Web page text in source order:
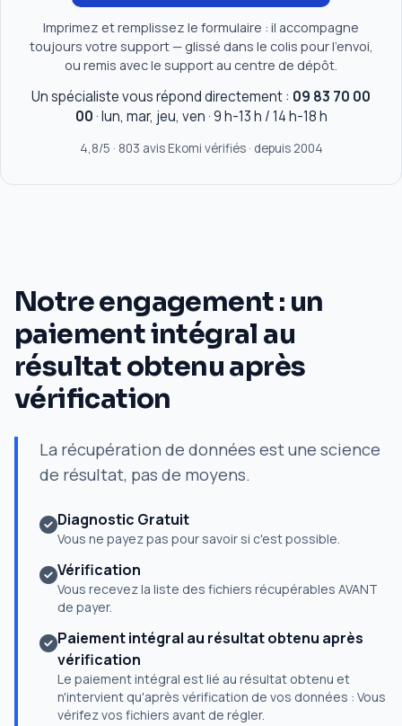
Imprimez et remplissez le formulaire : il accompagne
toujours votre support — glissé dans le colis pour l'envoi,
ou remis avec le support au centre de dépôt.
Un spécialiste vous répond directement : 09 83 70 00
00 · lun, mar, jeu, ven · 9 h-13 h / 14 h-18 h
4,8/5 · 803 avis Ekomi vérifiés · depuis 2004
Notre engagement : un
paiement intégral au
résultat obtenu après
vérification
La récupération de données est une science
de résultat, pas de moyens.
Diagnostic Gratuit
Vous ne payez pas pour savoir si c'est possible.
Vérification
Vous recevez la liste des fichiers récupérables AVANT
de payer.
Paiement intégral au résultat obtenu après
vérification
Le paiement intégral est lié au résultat obtenu et
n'intervient qu'après vérification de vos données : Vous
vérifez vos fichiers avant de régler.